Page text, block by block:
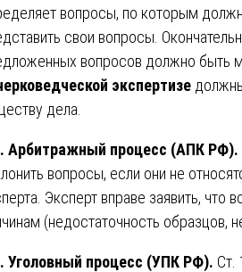
вопросы, по которым
свои вопросы.
вопросов должно быть
экспертизе
дела.
Арбитражный процесс (АПК РФ).
вопросы, если они не
Эксперт вправе заявить,
(недостаточность образцов,
Уголовный процесс (УПК РФ). Ст.